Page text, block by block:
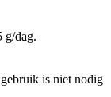
g/dag.
is niet nodig